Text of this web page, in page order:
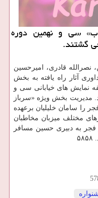
سی و نهمین دوره
گشتند.
نصرالله قادری، امیرحسین
آثار راه یافته به بخش
نمایش های خیابانی سی و
مدیریت بخش ویژه «سرباز
را سامان خلیلیان برعهده
۱۴ اثر از شهرهای مختلف میزبان مخاطبان
فجر به دبیری حسین مسافر